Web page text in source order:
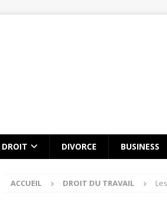
DROIT DIVORCE BUSINESS
ACCUEIL DROIT DU TRAVAIL